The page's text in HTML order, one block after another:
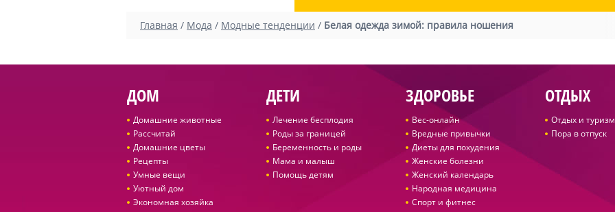
Главная / Мода / Модные тенденции / Белая одежда зимой: правила ношения
ДОМ
Домашние животные
Рассчитай
Домашние цветы
Рецепты
Умные вещи
Уютный дом
Экономная хозяйка
ДЕТИ
Лечение бесплодия
Роды за границей
Беременность и роды
Мама и малыш
Помощь детям
ЗДОРОВЬЕ
Вес-онлайн
Вредные привычки
Диеты для похудения
Женские болезни
Женский календарь
Народная медицина
Спорт и фитнес
ОТДЫХ
Отдых и туризм
Пора в отпуск